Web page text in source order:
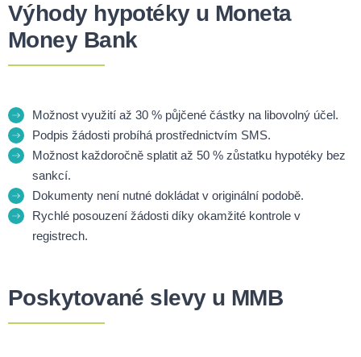
Výhody hypotéky u Moneta
Money Bank
Možnost využití až 30 % půjčené částky na libovolný účel.
Podpis žádosti probíhá prostřednictvím SMS.
Možnost každoročně splatit až 50 % zůstatku hypotéky bez
sankcí.
Dokumenty není nutné dokládat v originální podobě.
Rychlé posouzení žádosti díky okamžité kontrole v
registrech.
Poskytované slevy u MMB